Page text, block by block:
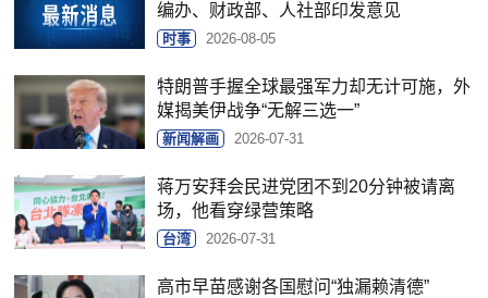
编办、财政部、人社部印发意见
时事 2026-08-05
特朗普手握全球最强军力却无计可施，外
媒揭美伊战争“无解三选一”
新闻解画 2026-07-31
蒋万安拜会民进党团不到20分钟被请离
场，他看穿绿营策略
台湾 2026-07-31
高市早苗感谢各国慰问“独漏赖清德”